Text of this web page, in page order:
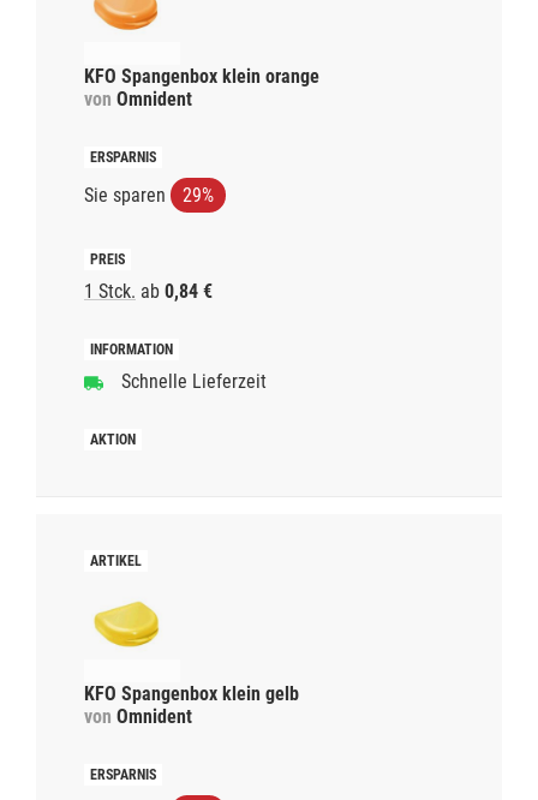
KFO Spangenbox klein orange
von Omnident
Sie sparen 29%
1 Stck. ab 0,84 €
Schnelle Lieferzeit
KFO Spangenbox klein gelb
von Omnident